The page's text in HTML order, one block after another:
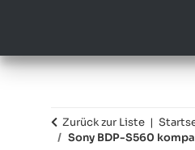
Zurück zur Liste
Sony BDP-S560